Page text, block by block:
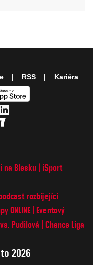
na Blesku
iSport
rozbíjející
ONLINE
Eventový
vs. Pudilová
Chance Liga
2026
RSS Kariéra